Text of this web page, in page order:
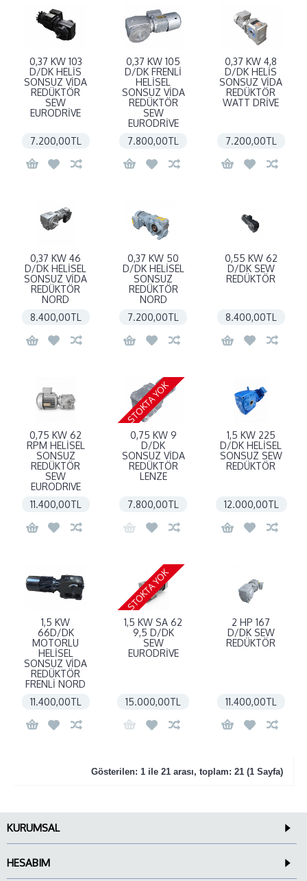
0,37 KW 103
D/DK HELİS
SONSUZ VİDA
REDÜKTÖR
SEW
EURODRİVE
7.200,00TL
0,37 KW 105
D/DK FRENLİ
HELİSEL
SONSUZ VİDA
REDÜKTÖR
SEW
EURODRİVE
7.800,00TL
0,37 KW 4,8
D/DK HELİS
SONSUZ VİDA
REDÜKTÖR
WATT DRİVE
7.200,00TL
0,37 KW 46
D/DK HELİSEL
SONSUZ VİDA
REDÜKTÖR
NORD
8.400,00TL
0,37 KW 50
D/DK HELİSEL
SONSUZ
REDÜKTÖR
NORD
7.200,00TL
0,55 KW 62
D/DK SEW
REDÜKTÖR
8.400,00TL
0,75 KW 62
RPM HELİSEL
SONSUZ
REDÜKTÖR
SEW
EURODRIVE
11.400,00TL
STOKTA YOK
0,75 KW 9
D/DK
SONSUZ VİDA
REDÜKTÖR
LENZE
7.800,00TL
1,5 KW 225
D/DK HELİSEL
SONSUZ SEW
REDÜKTÖR
12.000,00TL
1,5 KW
66D/DK
MOTORLU
HELİSEL
SONSUZ VİDA
REDÜKTÖR
FRENLİ NORD
11.400,00TL
STOKTA YOK
1,5 KW SA 62
9,5 D/DK
SEW
EURODRİVE
15.000,00TL
2 HP 167
D/DK SEW
REDÜKTÖR
11.400,00TL
Gösterilen: 1 ile 21 arası, toplam: 21 (1 Sayfa)
KURUMSAL
HESABIM